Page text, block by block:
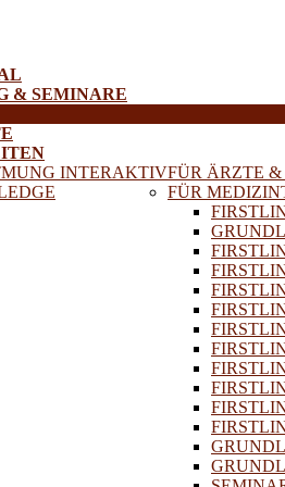
& SEMINARE
FÜR ÄRZTE &
INTERAKTIV
FÜR